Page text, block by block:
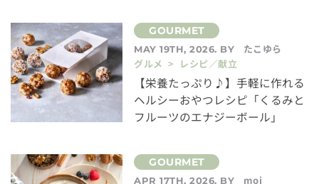
MAY 19TH, 2026. BY
たこゆら
グルメ > レシピ／献立
【栄養たっぷり♪】手軽に作れる
ヘルシーおやつレシピ「くるみと
フルーツのエナジーボール」
APR 17TH, 2026. BY
moi